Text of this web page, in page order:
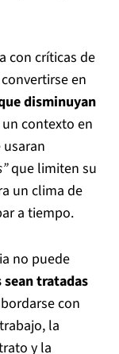
con críticas de
en
disminuyan
un contexto en
que limiten su
un clima de
a tiempo.
no puede
sean tratadas
con
la
y la